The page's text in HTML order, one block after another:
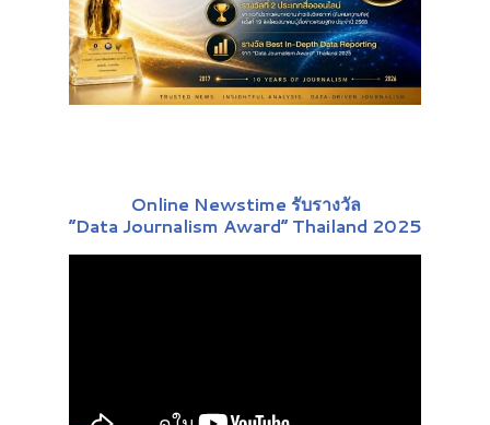
Online Newstime รับรางวัล
“Data Journalism Award” Thailand 2025